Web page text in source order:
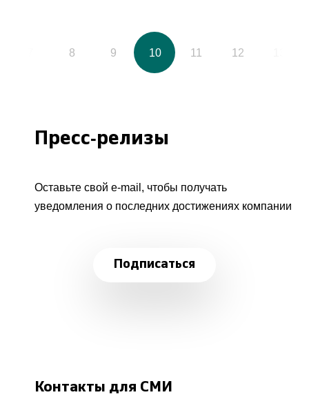
8 9 10 11 12
Пресс-релизы
Оставьте свой e-mail, чтобы получать
уведомления о последних достижениях компании
Подписаться
Контакты для СМИ